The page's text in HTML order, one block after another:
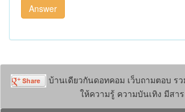
บ้านเดียวกันดอทคอม เว็บถามตอบ ร
ให้ความรู้ ความบันเทิง มีสา